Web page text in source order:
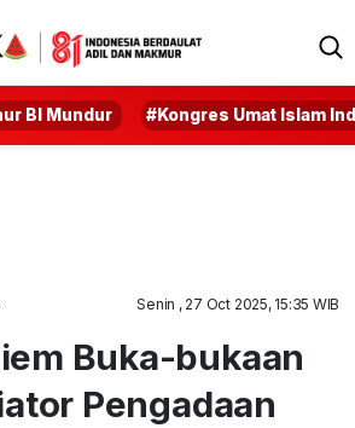
BI Mundur #Kongres Umat Islam
Senin , 27 Oct 2025, 15:35 WIB
Buka-bukaan
Pengadaan